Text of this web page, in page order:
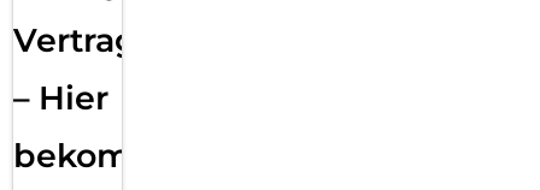
Vertragsabwicklung
– Hier
bekommst